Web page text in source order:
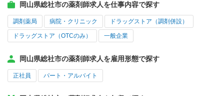
岡山県総社市の薬剤師求人を仕事内容で探す
調剤薬局 病院・クリニック ドラッグストア（調剤併設）
ドラッグストア（OTCのみ） 一般企業
岡山県総社市の薬剤師求人を雇用形態で探す
正社員 パート・アルバイト